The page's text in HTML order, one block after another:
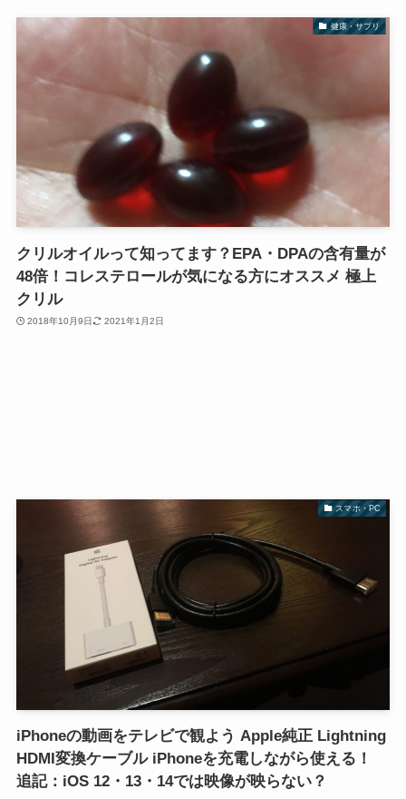
健康・サプリ
クリルオイルって知ってます？EPA・DPAの含有量が
48倍！コレステロールが気になる方にオススメ 極上
クリル
2018年10月9日 2021年1月2日
スマホ・PC
iPhoneの動画をテレビで観よう Apple純正 Lightning
HDMI変換ケーブル iPhoneを充電しながら使える！
追記：iOS 12・13・14では映像が映らない？